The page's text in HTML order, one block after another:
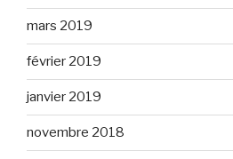
mars 2019
février 2019
janvier 2019
novembre 2018